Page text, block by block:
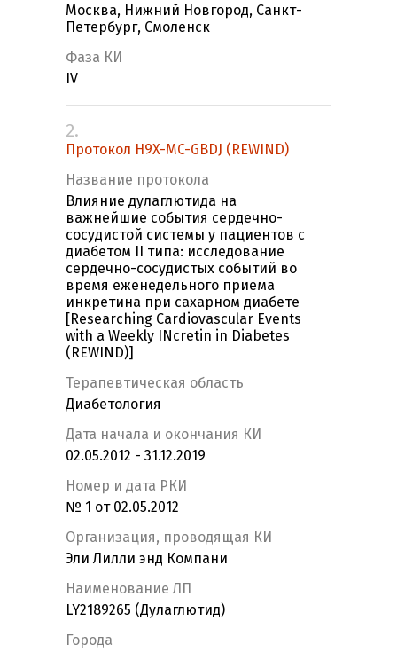
Москва, Нижний Новгород, Санкт-
Петербург, Смоленск
Фаза КИ
IV
2.
Протокол H9X-MC-GBDJ (REWIND)
Название протокола
Влияние дулаглютида на
важнейшие события сердечно-
сосудистой системы у пациентов с
диабетом II типа: исследование
сердечно-сосудистых событий во
время еженедельного приема
инкретина при сахарном диабете
[Researching Cardiovascular Events
with a Weekly INcretin in Diabetes
(REWIND)]
Терапевтическая область
Диабетология
Дата начала и окончания КИ
02.05.2012 - 31.12.2019
Номер и дата РКИ
№ 1 от 02.05.2012
Организация, проводящая КИ
Эли Лилли энд Компани
Наименование ЛП
LY2189265 (Дулаглютид)
Города